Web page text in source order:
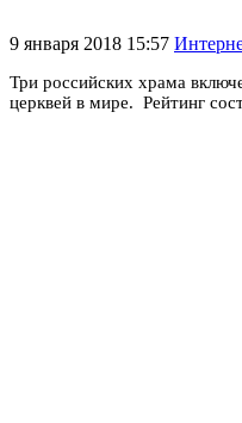
9 января 2018 15:57
Три российских храма
церквей в мире. Рейтинг